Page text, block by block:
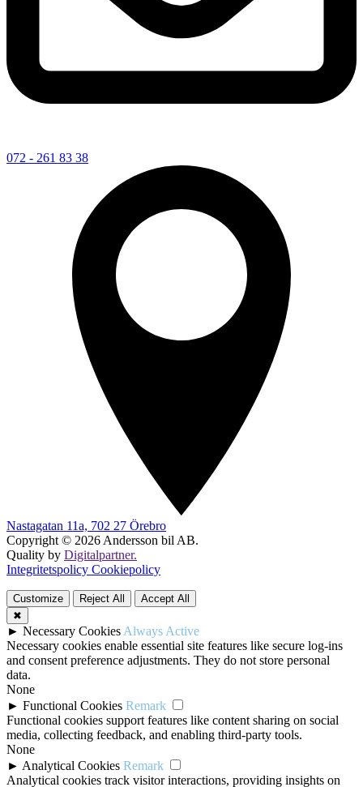
072 - 261 83 38
Nastagatan 11a, 702 27 Örebro
Copyright © 2026 Andersson bil AB.
Quality by Digitalpartner.
Integritetspolicy Cookiepolicy
Customize Reject All
Accept All
✖
► Necessary Cookies Always Active
Necessary cookies enable essential site features like secure log-ins
and consent preference adjustments. They do not store personal
data.
None
► Functional Cookies Remark
Functional cookies support features like content sharing on social
media, collecting feedback, and enabling third-party tools.
None
► Analytical Cookies Remark
Analytical cookies track visitor interactions, providing insights on